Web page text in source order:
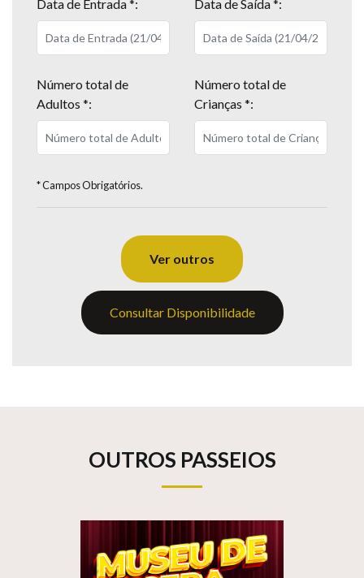
Data de Entrada *: Data de Saída *:
Número total de
Adultos *:
Número total de
Crianças *:
* Campos Obrigatórios.
Ver outros
Consultar Disponibilidade
OUTROS PASSEIOS